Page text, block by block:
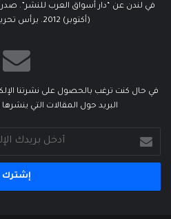
في لندن عن “دار أسواق العرب للنشر”.
(أكتوبر) 2012. يرأس تحريرها كابي طبراني.
في حال كنت ترغب بالحصول على نشرتنا
البريد حول المقالات التي
بريدك
الإلكتروني